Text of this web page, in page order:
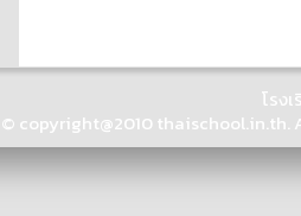
โรง
© copyright@2010 thaischool.in.th.